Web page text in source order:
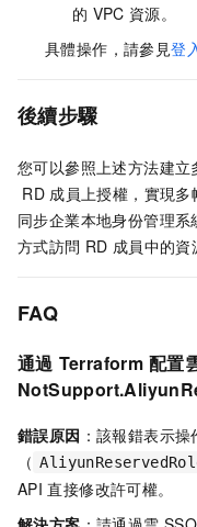
的 VPC 資源。
具體操作，請參見登
後續步驟
您可以參照上述方法建立
RD 成員上授權，實現
同步企業本地身份管理
方式訪問 RD 成員中的資
FAQ
通過 Terraform 配置
錯誤原因 ：該報錯表示
（
API 直接修改許可權。